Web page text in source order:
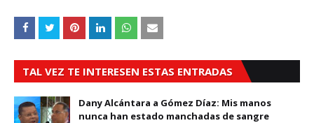
TAL VEZ TE INTERESEN ESTAS ENTRADAS
Dany Alcántara a Gómez Díaz: Mis manos
nunca han estado manchadas de sangre